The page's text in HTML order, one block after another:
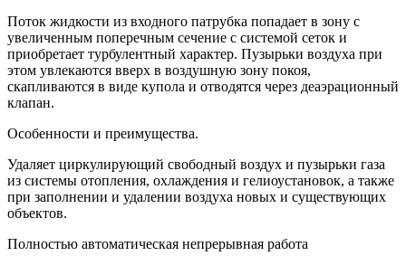
Поток жидкости из входного патрубка попадает в зону с
увеличенным поперечным сечение с системой сеток и
приобретает турбулентный характер. Пузырьки воздуха при
этом увлекаются вверх в воздушную зону покоя,
скапливаются в виде купола и отводятся через деаэрационный
клапан.
Особенности и преимущества.
Удаляет циркулирующий свободный воздух и пузырьки газа
из системы отопления, охлаждения и гелиоустановок, а также
при заполнении и удалении воздуха новых и существующих
объектов.
Полностью автоматическая непрерывная работа